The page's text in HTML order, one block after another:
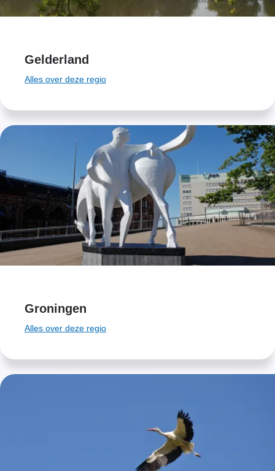
Gelderland
Alles over deze regio
Groningen
Alles over deze regio